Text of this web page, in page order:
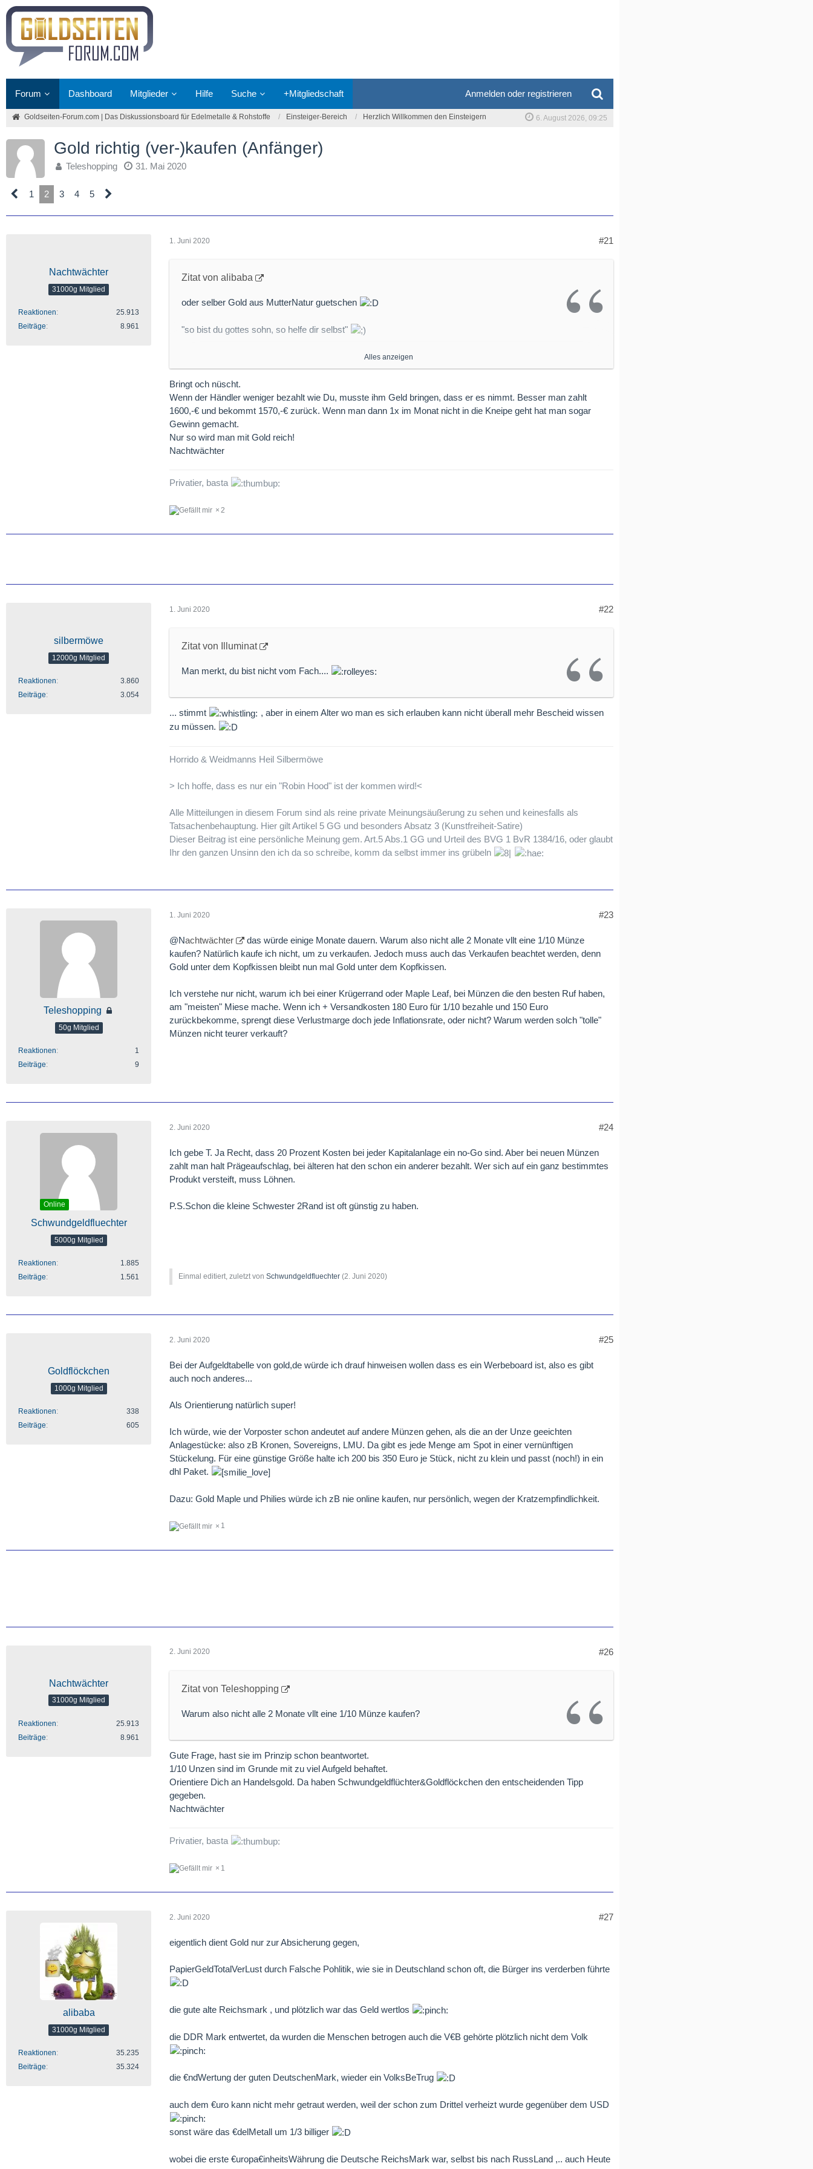
Forum Dashboard Mitglieder Hilfe Suche +Mitgliedschaft Anmelden oder registrieren
Goldseiten-Forum.com | Das Diskussionsboard für Edelmetalle & Rohstoffe Einsteiger-Bereich Herzlich Willkommen den Einsteigern 6. August 2026, 09:25
Gold richtig (ver-)kaufen (Anfänger)
Teleshopping 31. Mai 2020
1 2 3 4 5
Nachtwächter
31000g Mitglied
Reaktionen
25.913
Beiträge
8.961
1. Juni 2020 #21
Zitat von alibaba
oder selber Gold aus MutterNatur guetschen
"so bist du gottes sohn, so helfe dir selbst"
Externer Inhalt
www.youtube.com
Inhalte von externen Seiten werden ohne Ihre Zustimmung nicht automatisch geladen
und angezeigt.
personenbezogene Daten an Drittplattformen übermittelt werden. Mehr Informationen dazu haben wir
Alles anzeigen
Bringt och nüscht.
Wenn der Händler weniger bezahlt wie Du, musste ihm Geld bringen, dass er es nimmt. Besser man zahlt
1600,-€ und bekommt 1570,-€ zurück. Wenn man dann 1x im Monat nicht in die Kneipe geht hat man sogar
Gewinn gemacht.
Nur so wird man mit Gold reich!
Nachtwächter
Privatier, basta
2
silbermöwe
12000g Mitglied
Reaktionen
3.860
Beiträge
3.054
1. Juni 2020 #22
Zitat von Illuminat
Man merkt, du bist nicht vom Fach....
... stimmt
, aber in einem Alter wo man es sich erlauben kann nicht überall mehr Bescheid wissen
zu müssen.
Horrido & Weidmanns Heil Silbermöwe
> Ich hoffe, dass es nur ein "Robin Hood" ist der kommen wird!<
Alle Mitteilungen in diesem Forum sind als reine private Meinungsäußerung zu sehen und keinesfalls als
Tatsachenbehauptung. Hier gilt Artikel 5 GG und besonders Absatz 3 (Kunstfreiheit-Satire)
Dieser Beitrag ist eine persönliche Meinung gem. Art.5 Abs.1 GG und Urteil des BVG 1 BvR 1384/16, oder glaubt
Ihr den ganzen Unsinn den ich da so schreibe, komm da selbst immer ins grübeln
Teleshopping
50g Mitglied
Reaktionen
1
Beiträge
9
1. Juni 2020 #23
@Nachtwächter
das würde einige Monate dauern. Warum also nicht alle 2 Monate vllt eine 1/10 Münze
kaufen? Natürlich kaufe ich nicht, um zu verkaufen. Jedoch muss auch das Verkaufen beachtet werden, denn
Gold unter dem Kopfkissen bleibt nun mal Gold unter dem Kopfkissen.
Ich verstehe nur nicht, warum ich bei einer Krügerrand oder Maple Leaf, bei Münzen die den besten Ruf haben,
am "meisten" Miese mache. Wenn ich + Versandkosten 180 Euro für 1/10 bezahle und 150 Euro
zurückbekomme, sprengt diese Verlustmarge doch jede Inflationsrate, oder nicht? Warum werden solch "tolle"
Münzen nicht teurer verkauft?
Online
Schwundgeldfluechter
5000g Mitglied
Reaktionen
1.885
Beiträge
1.561
2. Juni 2020 #24
Ich gebe T. Ja Recht, dass 20 Prozent Kosten bei jeder Kapitalanlage ein no-Go sind. Aber bei neuen Münzen
zahlt man halt Prägeaufschlag, bei älteren hat den schon ein anderer bezahlt. Wer sich auf ein ganz bestimmtes
Produkt versteift, muss Löhnen.
P.S.Schon die kleine Schwester 2Rand ist oft günstig zu haben.
Einmal editiert, zuletzt von Schwundgeldfluechter (2. Juni 2020)
Goldflöckchen
1000g Mitglied
Reaktionen
338
Beiträge
605
2. Juni 2020 #25
Bei der Aufgeldtabelle von gold,de würde ich drauf hinweisen wollen dass es ein Werbeboard ist, also es gibt
auch noch anderes...
Als Orientierung natürlich super!
Ich würde, wie der Vorposter schon andeutet auf andere Münzen gehen, als die an der Unze geeichten
Anlagestücke: also zB Kronen, Sovereigns, LMU. Da gibt es jede Menge am Spot in einer vernünftigen
Stückelung. Für eine günstige Größe halte ich 200 bis 350 Euro je Stück, nicht zu klein und passt (noch!) in ein
dhl Paket.
Dazu: Gold Maple und Philies würde ich zB nie online kaufen, nur persönlich, wegen der Kratzempfindlichkeit.
1
Nachtwächter
31000g Mitglied
Reaktionen
25.913
Beiträge
8.961
2. Juni 2020 #26
Zitat von Teleshopping
Warum also nicht alle 2 Monate vllt eine 1/10 Münze kaufen?
Gute Frage, hast sie im Prinzip schon beantwortet.
1/10 Unzen sind im Grunde mit zu viel Aufgeld behaftet.
Orientiere Dich an Handelsgold. Da haben Schwundgeldflüchter&Goldflöckchen den entscheidenden Tipp
gegeben.
Nachtwächter
Privatier, basta
1
alibaba
31000g Mitglied
Reaktionen
35.235
Beiträge
35.324
2. Juni 2020 #27
eigentlich dient Gold nur zur Absicherung gegen,
PapierGeldTotalVerLust durch Falsche Pohlitik, wie sie in Deutschland schon oft, die Bürger ins verderben führte
die gute alte Reichsmark , und plötzlich war das Geld wertlos
die DDR Mark entwertet, da wurden die Menschen betrogen auch die V€B gehörte plötzlich nicht dem Volk
die €ndWertung der guten DeutschenMark, wieder ein VolksBeTrug
auch dem €uro kann nicht mehr getraut werden, weil der schon zum Drittel verheizt wurde gegenüber dem USD
sonst wäre das €delMetall um 1/3 billiger
wobei die erste €uropa€inheitsWährung die Deutsche ReichsMark war, selbst bis nach RussLand ,.. auch Heute